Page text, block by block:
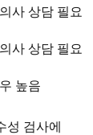
사 상담 필요
사 상담 필요
높음
성 검사에